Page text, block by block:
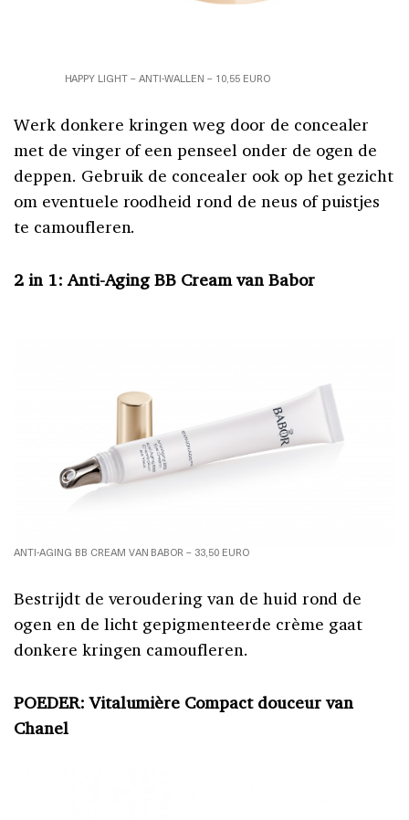
HAPPY LIGHT – ANTI-WALLEN – 10,55 EURO
Werk donkere kringen weg door de concealer
met de vinger of een penseel onder de ogen de
deppen. Gebruik de concealer ook op het gezicht
om eventuele roodheid rond de neus of puistjes
te camoufleren.
2 in 1: Anti-Aging BB Cream van Babor
ANTI-AGING BB CREAM VAN BABOR – 33,50 EURO
Bestrijdt de veroudering van de huid rond de
ogen en de licht gepigmenteerde crème gaat
donkere kringen camoufleren.
POEDER: Vitalumière Compact douceur van
Chanel